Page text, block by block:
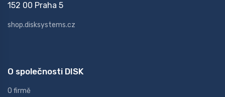
152 00 Praha 5
shop.disksystems.cz
O společnosti DISK
O firmě